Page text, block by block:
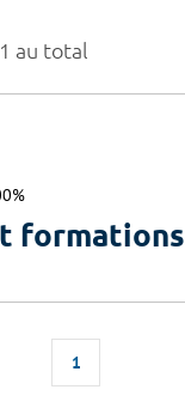
au total
formations
1